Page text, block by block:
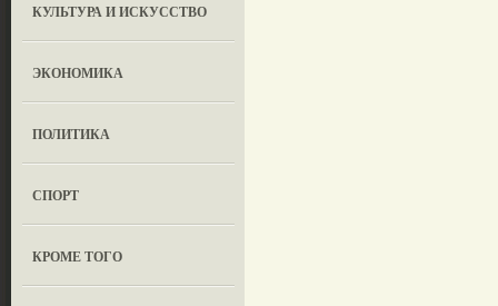
КУЛЬТУРА И ИСКУССТВО
ЭКОНОМИКА
ПОЛИТИКА
СПОРТ
КРОМЕ ТОГО